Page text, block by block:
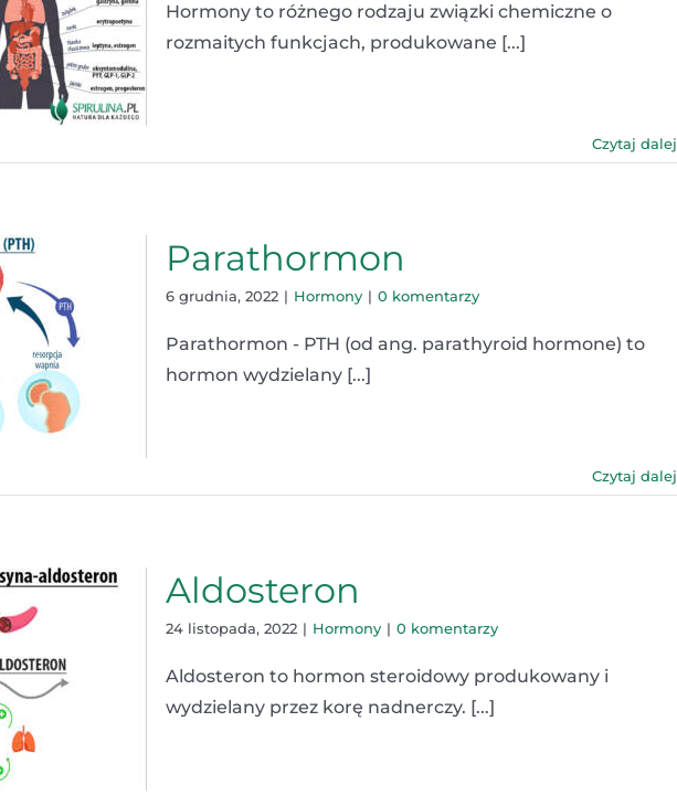
Hormony to różnego rodzaju związki chemiczne o
rozmaitych funkcjach, produkowane [...]
Czytaj dalej
Parathormon
6 grudnia, 2022 | Hormony | 0 komentarzy
Parathormon - PTH (od ang. parathyroid hormone) to
hormon wydzielany [...]
Czytaj dalej
Aldosteron
24 listopada, 2022 | Hormony | 0 komentarzy
Aldosteron to hormon steroidowy produkowany i
wydzielany przez korę nadnerczy. [...]